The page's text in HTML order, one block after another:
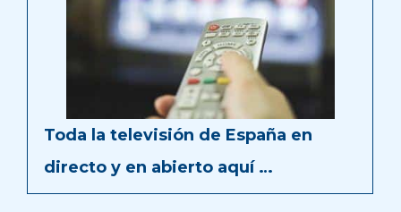
Toda la televisión de España en
directo y en abierto aquí …